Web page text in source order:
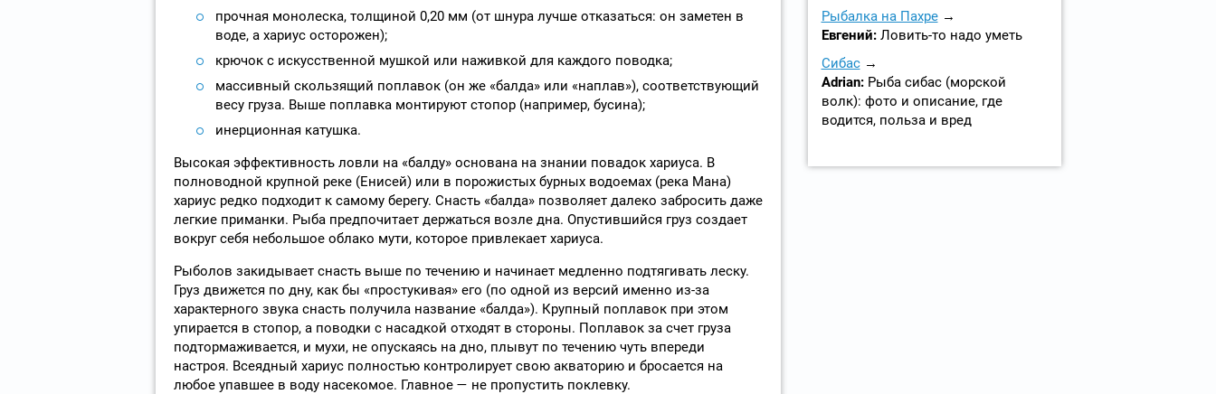
прочная монолеска, толщиной 0,20 мм (от шнура лучше отказаться: он заметен в
воде, а хариус осторожен);
крючок с искусственной мушкой или наживкой для каждого поводка;
массивный скользящий поплавок (он же «балда» или «наплав»), соответствующий
весу груза. Выше поплавка монтируют стопор (например, бусина);
инерционная катушка.
Высокая эффективность ловли на «балду» основана на знании повадок хариуса. В
полноводной крупной реке (Енисей) или в порожистых бурных водоемах (река Мана)
хариус редко подходит к самому берегу. Снасть «балда» позволяет далеко забросить даже
легкие приманки. Рыба предпочитает держаться возле дна. Опустившийся груз создает
вокруг себя небольшое облако мути, которое привлекает хариуса.
Рыболов закидывает снасть выше по течению и начинает медленно подтягивать леску.
Груз движется по дну, как бы «простукивая» его (по одной из версий именно из-за
характерного звука снасть получила название «балда»). Крупный поплавок при этом
упирается в стопор, а поводки с насадкой отходят в стороны. Поплавок за счет груза
подтормаживается, и мухи, не опускаясь на дно, плывут по течению чуть впереди
настроя. Всеядный хариус полностью контролирует свою акваторию и бросается на
любое упавшее в воду насекомое. Главное — не пропустить поклевку.
Рыбалка на Пахре
Евгений: Ловить-то надо уметь
Сибас
Adrian: Рыба сибас (морской
волк): фото и описание, где
водится, польза и вред